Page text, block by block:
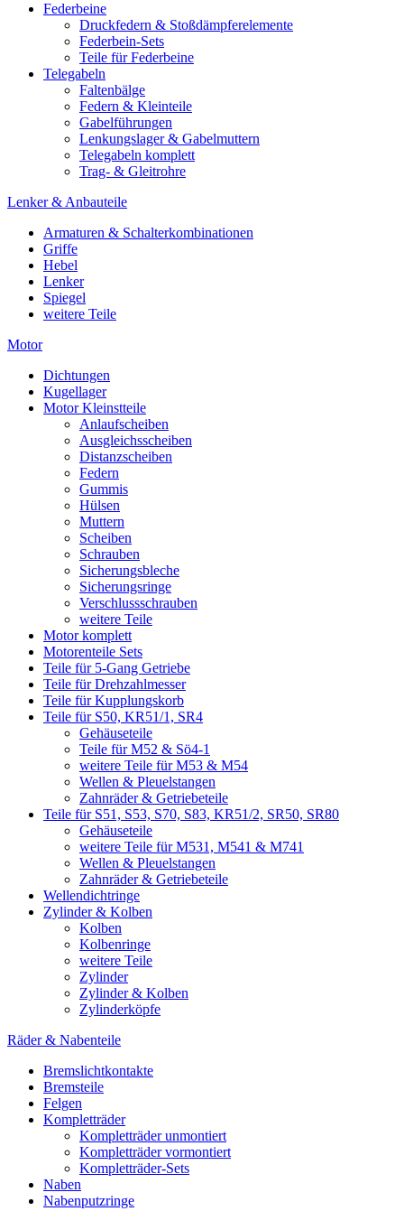
Federbeine
Druckfedern & Stoßdämpferelemente
Federbein-Sets
Teile für Federbeine
Telegabeln
Faltenbälge
Federn & Kleinteile
Gabelführungen
Lenkungslager & Gabelmuttern
Telegabeln komplett
Trag- & Gleitrohre
Lenker & Anbauteile
Armaturen & Schalterkombinationen
Griffe
Hebel
Lenker
Spiegel
weitere Teile
Motor
Dichtungen
Kugellager
Motor Kleinstteile
Anlaufscheiben
Ausgleichsscheiben
Distanzscheiben
Federn
Gummis
Hülsen
Muttern
Scheiben
Schrauben
Sicherungsbleche
Sicherungsringe
Verschlussschrauben
weitere Teile
Motor komplett
Motorenteile Sets
Teile für 5-Gang Getriebe
Teile für Drehzahlmesser
Teile für Kupplungskorb
Teile für S50, KR51/1, SR4
Gehäuseteile
Teile für M52 & Sö4-1
weitere Teile für M53 & M54
Wellen & Pleuelstangen
Zahnräder & Getriebeteile
Teile für S51, S53, S70, S83, KR51/2, SR50, SR80
Gehäuseteile
weitere Teile für M531, M541 & M741
Wellen & Pleuelstangen
Zahnräder & Getriebeteile
Wellendichtringe
Zylinder & Kolben
Kolben
Kolbenringe
weitere Teile
Zylinder
Zylinder & Kolben
Zylinderköpfe
Räder & Nabenteile
Bremslichtkontakte
Bremsteile
Felgen
Kompletträder
Kompletträder unmontiert
Kompletträder vormontiert
Kompletträder-Sets
Naben
Nabenputzringe